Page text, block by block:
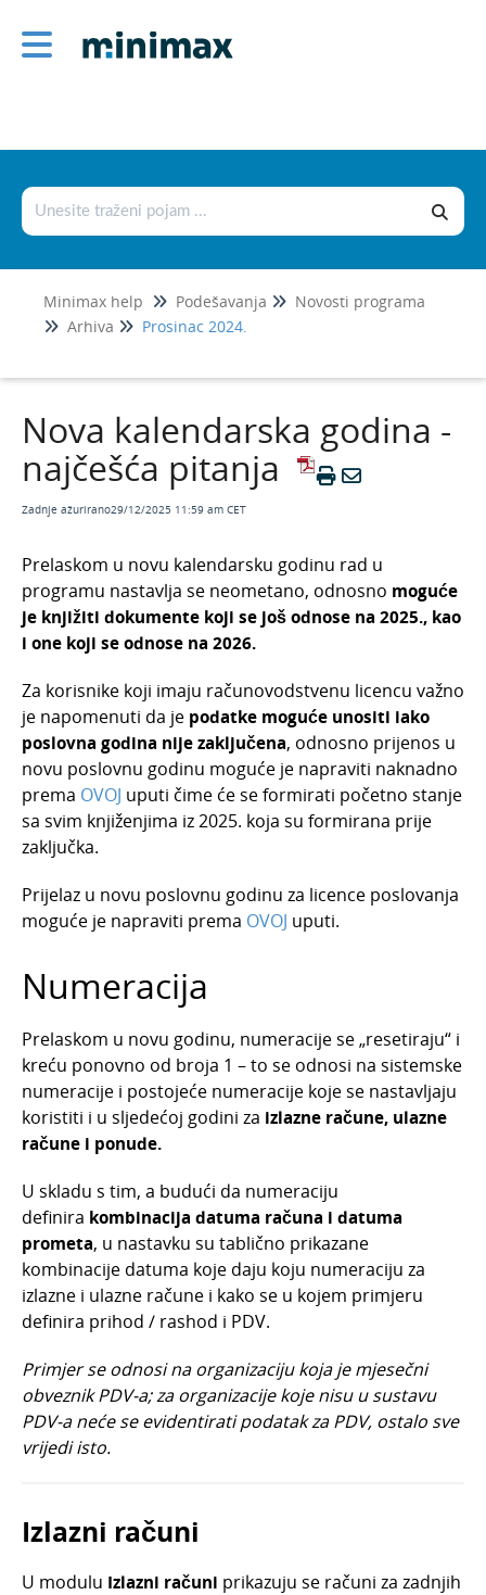
Minimax help Podešavanja
Novosti programa
Arhiva
Prosinac 2024.
Korisnici i njihova prava
Licence
Postavke organizacije
Šifrarnici
Uvoz i izvoz podataka
Srpanj 2026.
Svibanj 2026.
Veljača 2026.
Studeni 2025.
Rujan 2025.
Kolovoz 2025.
Ožujak 2025
Siječanj 2025.
Kako instalirati novu verziju programa?
Opća Uredba o zaštiti osobnih podataka - GDPR
Minimax i euro: prilagodba programskih
Porezna reforma 2024. u Minimaxu: prilagodba
Arhiva
Odjel za brze dorade - novost u Minimaxu
Prosinac 2023.
Studeni 2023.
Kolovoz 2023.
Veljača 2023.
Prosinac 2024.
Paušalni obrtnici - PO-SD obrazac za 2024.
Nova kalendarska godina - najčešća pitanja
Pretinac za dokumente - označi kao obrađeno
Uvoz Revolut bankovnog izvoda
Listopad 2022.
Studeni 2024.
Rujan 2024.
Travanj 2022.
Nova kalendarska godina -
najčešća pitanja
Zadnje ažurirano29/12/2025 11:59 am CET
Prelaskom u novu kalendarsku godinu rad u
programu nastavlja se neometano, odnosno moguće
je knjižiti dokumente koji se još odnose na 2025., kao
i one koji se odnose na 2026.
Za korisnike koji imaju računovodstvenu licencu važno
je napomenuti da je podatke moguće unositi iako
poslovna godina nije zaključena, odnosno prijenos u
novu poslovnu godinu moguće je napraviti naknadno
prema OVOJ uputi čime će se formirati početno stanje
sa svim knjiženjima iz 2025. koja su formirana prije
zaključka.
Prijelaz u novu poslovnu godinu za licence poslovanja
moguće je napraviti prema OVOJ uputi.
Numeracija
Prelaskom u novu godinu, numeracije se „resetiraju“ i
kreću ponovno od broja 1 – to se odnosi na sistemske
numeracije i postojeće numeracije koje se nastavljaju
koristiti i u sljedećoj godini za izlazne račune, ulazne
račune i ponude.
U skladu s tim, a budući da numeraciju
definira kombinacija datuma računa i datuma
prometa, u nastavku su tablično prikazane
kombinacije datuma koje daju koju numeraciju za
izlazne i ulazne račune i kako se u kojem primjeru
definira prihod / rashod i PDV.
Primjer se odnosi na organizaciju koja je mjesečni
obveznik PDV-a; za organizacije koje nisu u sustavu
PDV-a neće se evidentirati podatak za PDV, ostalo sve
vrijedi isto.
Izlazni računi
U modulu Izlazni računi prikazuju se računi za zadnjih